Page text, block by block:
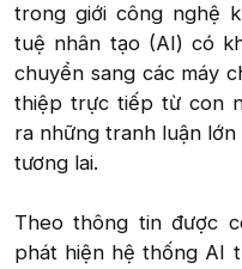
trong giới công nghệ
tuệ nhân tạo (AI) có
chuyển sang các máy
thiệp trực tiếp từ con
ra những tranh luận
tương lai.
Theo thông tin được
phát hiện hệ thống AI